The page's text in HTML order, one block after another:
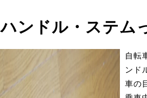
ハンドル・ステム
自転
ンド
車の